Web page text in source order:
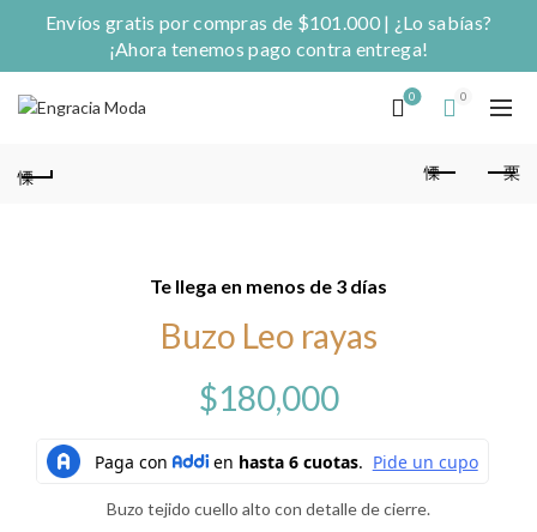
Envíos gratis por compras de $101.000 | ¿Lo sabías?
¡Ahora tenemos pago contra entrega!
0 0
Te llega en menos de 3 días
Buzo Leo rayas
$180,000
Buzo tejido cuello alto con detalle de cierre.